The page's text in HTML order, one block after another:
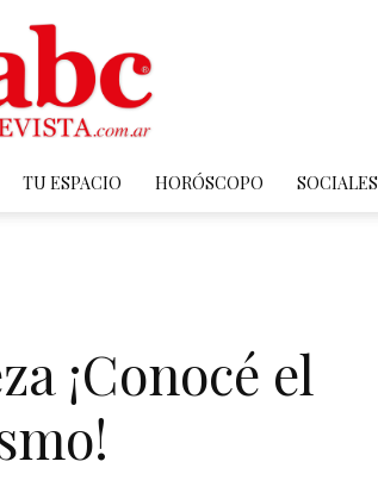
Revista
TU ESPACIO HORÓSCOPO SOCIALES
¡Conocé el